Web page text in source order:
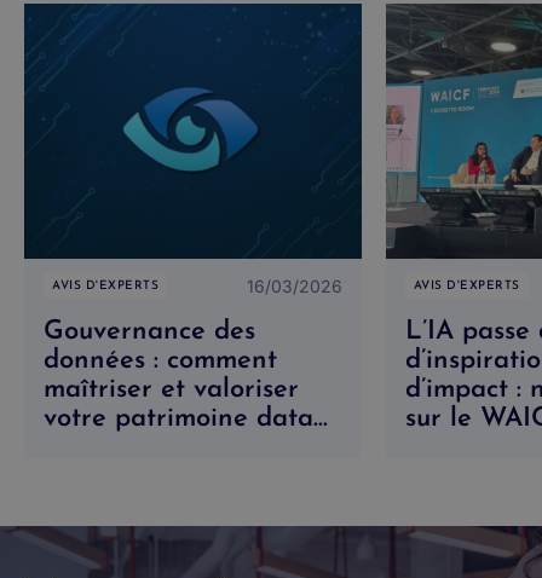
AVIS D'EXPERTS 16/03/2026
Gouvernance des
données : comment
maîtriser et valoriser
votre patrimoine data
AVIS D'EXPERTS
L’IA passe
d’impact :
sur le